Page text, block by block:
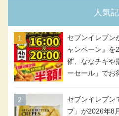
人気
セブンイレブン
ャンペーン』を
催、ななチキや
ーセール」でお
アメリカンドッ
セブンイレブン
プ」が2026年8